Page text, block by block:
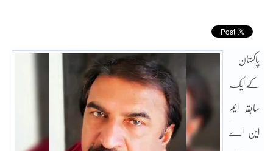
پاکستان
کے ایک
سابقہ ایم
این اے